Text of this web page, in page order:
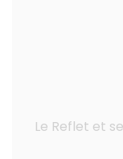
Le Reflet et